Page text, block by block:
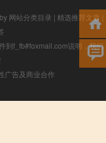
网站分类目录 | 精选推荐文章 |
到f_fb#foxmail.com说明，我们
广告及商业合作